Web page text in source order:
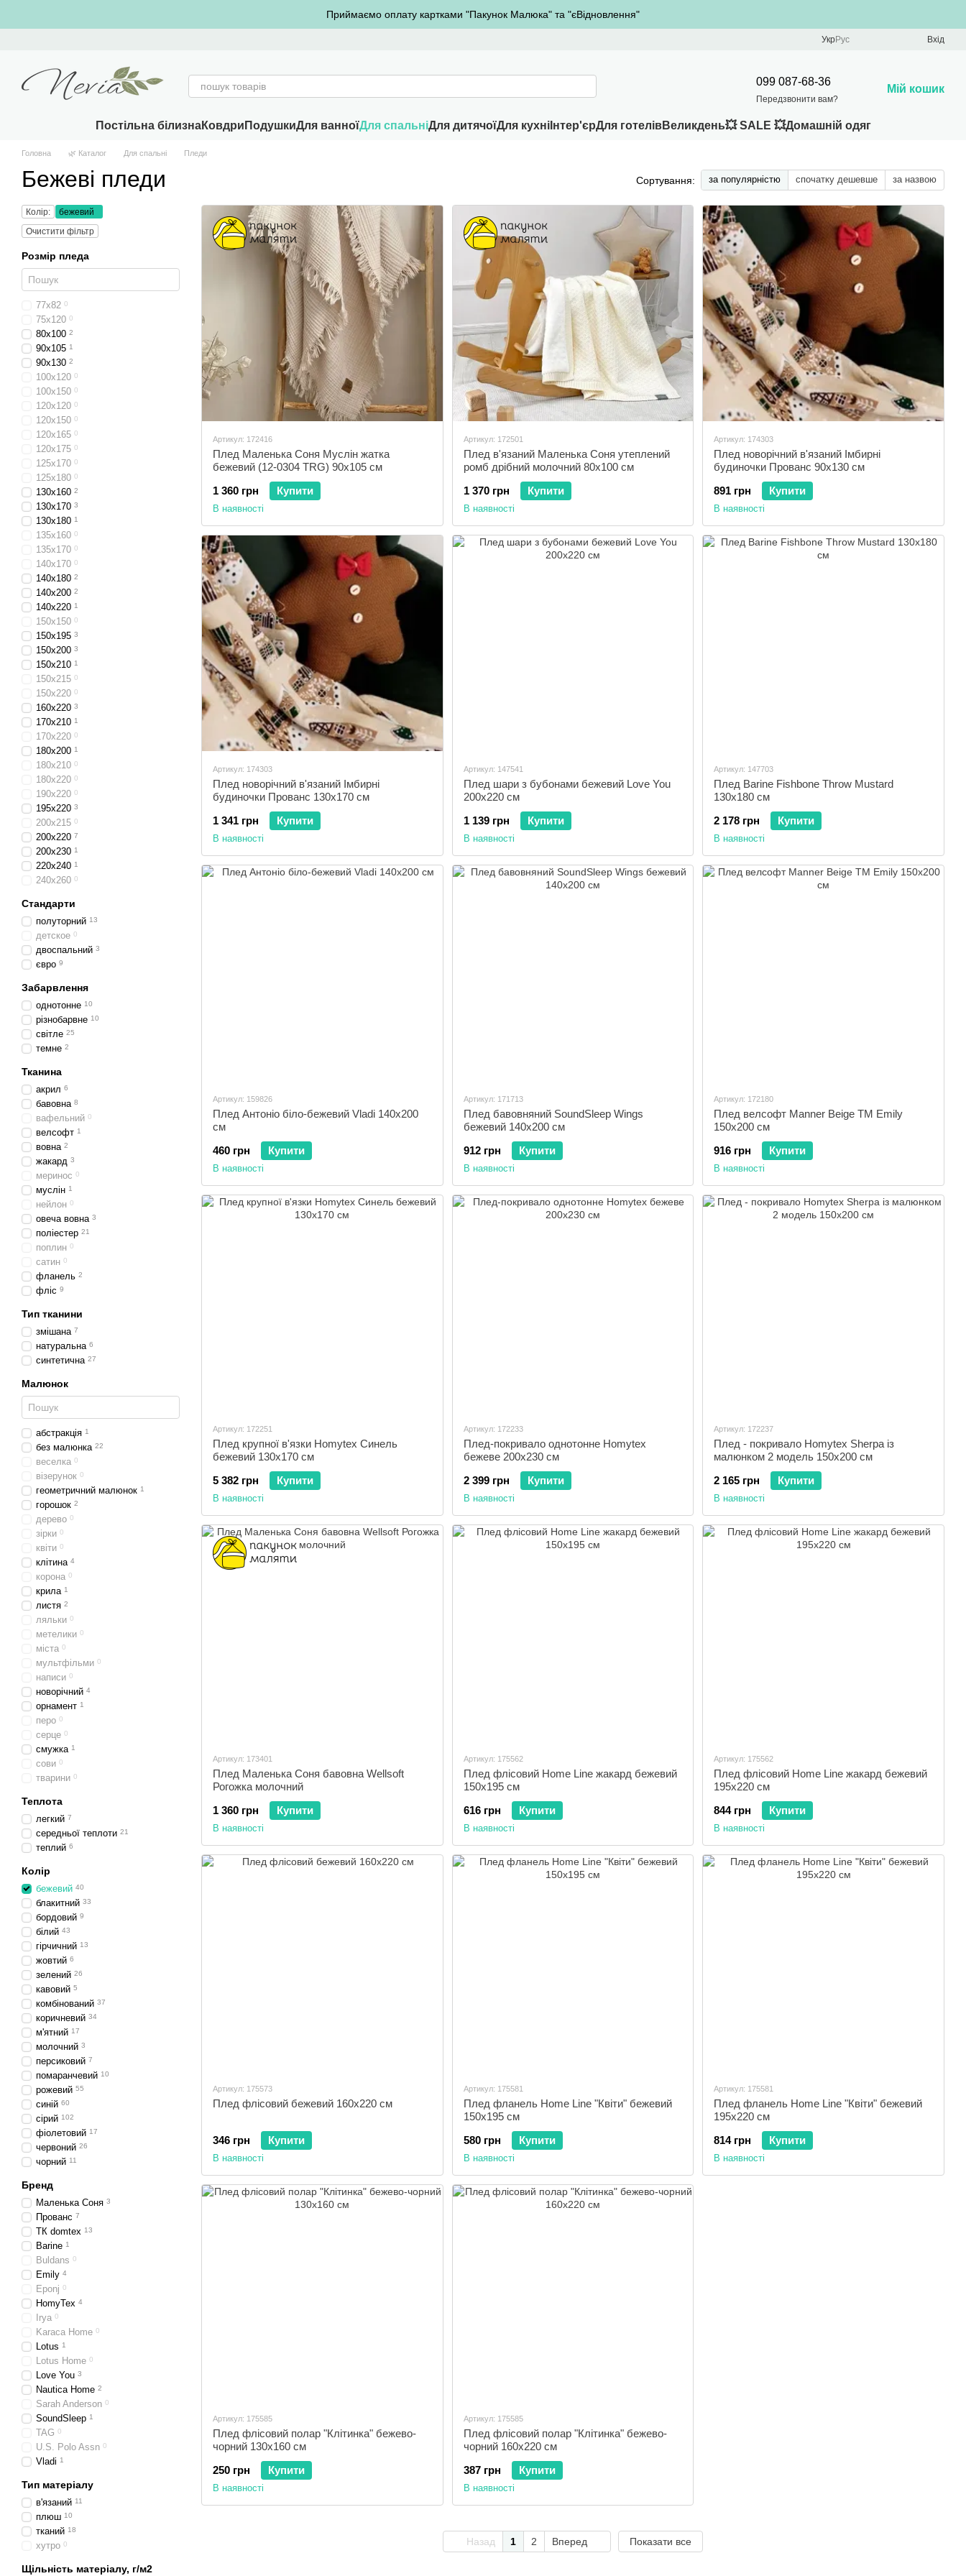
Приймаємо оплату картками "Пакунок Малюка" та "єВідновлення"
УкрРус Вхід
099 087-68-36
Передзвонити вам?
Мій кошик
Постільна білизнаКовдри ПодушкиДля ванноїДля спальніДля дитячоїДля кухніІнтер'єрДля готелівВеликдень💥 SALE 💥Домашній одяг
Головна 🌿 Каталог Для спальні Пледи
Бежеві пледи Сортування: за популярністю спочатку дешевше за назвою
Артикул: 172416
Плед Маленька Соня Муслін жатка
бежевий (12-0304 TRG) 90х105 см
1 360 грн
Купити
В наявності
Артикул: 172501
Плед в'язаний Маленька Соня утеплений
ромб дрібний молочний 80х100 см
1 370 грн
Купити
В наявності
Артикул: 174303
Плед новорічний в'язаний Імбирні
будиночки Прованс 90x130 см
891 грн
Купити
В наявності
Артикул: 174303
Плед новорічний в'язаний Імбирні
будиночки Прованс 130x170 см
1 341 грн
Купити
В наявності
Артикул: 147541
Плед шари з бубонами бежевий Love You
200x220 см
1 139 грн
Купити
В наявності
Артикул: 147703
Плед Barine Fishbone Throw Mustard
130x180 см
2 178 грн
Купити
В наявності
Артикул: 159826
Плед Антоніо біло-бежевий Vladi 140x200
см
460 грн
Купити
В наявності
Артикул: 171713
Плед бавовняний SoundSleep Wings
бежевий 140x200 см
912 грн
Купити
В наявності
Артикул: 172180
Плед велсофт Manner Beige ТМ Emily
150x200 см
916 грн
Купити
В наявності
Артикул: 172251
Плед крупної в'язки Homytex Синель
бежевий 130x170 см
5 382 грн
Купити
В наявності
Артикул: 172233
Плед-покривало однотонне Homytex
бежеве 200х230 см
2 399 грн
Купити
В наявності
Артикул: 172237
Плед - покривало Homytex Sherpa із
малюнком 2 модель 150x200 см
2 165 грн
Купити
В наявності
Артикул: 173401
Плед Маленька Соня бавовна Wellsoft
Рогожка молочний
1 360 грн
Купити
В наявності
Артикул: 175562
Плед флісовий Home Line жакард бежевий
150х195 см
616 грн
Купити
В наявності
Артикул: 175562
Плед флісовий Home Line жакард бежевий
195х220 см
844 грн
Купити
В наявності
Артикул: 175573
Плед флісовий бежевий 160х220 см
346 грн Купити
В наявності
Артикул: 175581
Плед фланель Home Line "Квіти" бежевий
150х195 см
580 грн
Купити
В наявності
Артикул: 175581
Плед фланель Home Line "Квіти" бежевий
195х220 см
814 грн
Купити
В наявності
Артикул: 175585
Плед флісовий полар "Клітинка" бежево-
чорний 130х160 см
250 грн
Купити
В наявності
Артикул: 175585
Плед флісовий полар "Клітинка" бежево-
чорний 160х220 см
387 грн
Купити
В наявності
Назад 1 2 Вперед Показати все
Колір:
бежевий
Очистити фільтр
Розмір пледа
77x82 0
75x120 0
80x100 2
90x105 1
90x130 2
100x120 0
100x150 0
120x120 0
120x150 0
120x165 0
120x175 0
125x170 0
125x180 0
130x160 2
130x170 3
130x180 1
135x160 0
135x170 0
140x170 0
140x180 2
140x200 2
140x220 1
150x150 0
150x195 3
150x200 3
150x210 1
150x215 0
150x220 0
160x220 3
170x210 1
170x220 0
180x200 1
180x210 0
180x220 0
190x220 0
195x220 3
200x215 0
200x220 7
200x230 1
220x240 1
240x260 0
Стандарти
полуторний 13
детское 0
двоспальний 3
євро 9
Забарвлення
однотонне 10
різнобарвне 10
світле 25
темне 2
Тканина
акрил 6
бавовна 8
вафельний 0
велсофт 1
вовна 2
жакард 3
меринос 0
муслін 1
нейлон 0
овеча вовна 3
поліестер 21
поплин 0
сатин 0
фланель 2
фліс 9
Тип тканини
змішана 7
натуральна 6
синтетична 27
Малюнок
абстракція 1
без малюнка 22
веселка 0
візерунок 0
геометричний малюнок 1
горошок 2
дерево 0
зірки 0
квіти 0
клітина 4
корона 0
крила 1
листя 2
ляльки 0
метелики 0
міста 0
мультфільми 0
написи 0
новорічний 4
орнамент 1
перо 0
серце 0
смужка 1
сови 0
тварини 0
Теплота
легкий 7
середньої теплоти 21
теплий 6
Колір
бежевий 40
блакитний 33
бордовий 9
білий 43
гірчичний 13
жовтий 6
зелений 26
кавовий 5
комбінований 37
коричневий 34
м'ятний 17
молочний 3
персиковий 7
помаранчевий 10
рожевий 55
синій 60
сірий 102
фіолетовий 17
червоний 26
чорний 11
Бренд
Маленька Соня 3
Прованс 7
ТК domtex 13
Barine 1
Buldans 0
Emily 4
Eponj 0
HomyTex 4
Irya 0
Karaca Home 0
Lotus 1
Lotus Home 0
Love You 3
Nautica Home 2
Sarah Anderson 0
SoundSleep 1
TAG 0
U.S. Polo Assn 0
Vladi 1
Тип матеріалу
в'язаний 11
плюш 10
тканий 18
хутро 0
Щільність матеріалу, г/м2